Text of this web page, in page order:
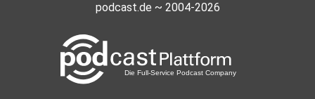
podcast.de ~ 2004-2026